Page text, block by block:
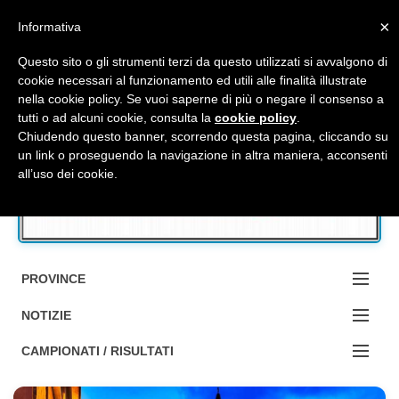
Accedi / Registrati
Contattaci
PROVINCE
EDIZIONE:
BOLOGNA
NOTIZIE
NOTIZIE:
CAMPIONATI / RISULTATI
Campionati e Risultati:
×
Informativa
Questo sito o gli strumenti terzi da questo utilizzati si avvalgono di
cookie necessari al funzionamento ed utili alle finalità illustrate
nella cookie policy. Se vuoi saperne di più o negare il consenso a
tutti o ad alcuni cookie, consulta la cookie policy
Chiudendo questo banner, scorrendo questa pagina, cliccando su
un link o proseguendo la navigazione in altra maniera, acconsenti
all’uso dei cookie.